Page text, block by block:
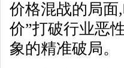
价格混战的局面
价”打破行业恶
象的精准破局。